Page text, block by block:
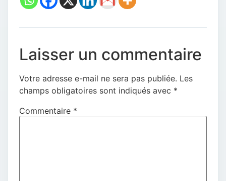
Laisser un commentaire
Votre adresse e-mail ne sera pas publiée. Les
champs obligatoires sont indiqués avec *
Commentaire *